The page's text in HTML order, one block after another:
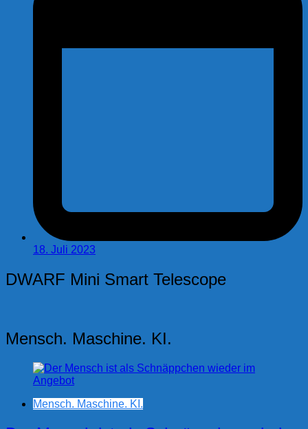
18. Juli 2023
DWARF Mini Smart Telescope
Mensch. Maschine. KI.
Mensch. Maschine. KI.